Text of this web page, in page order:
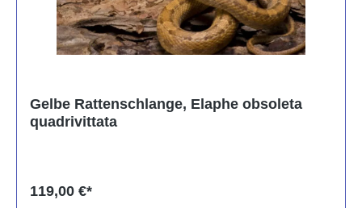
Gelbe Rattenschlange, Elaphe obsoleta
quadrivittata
119,00 €*